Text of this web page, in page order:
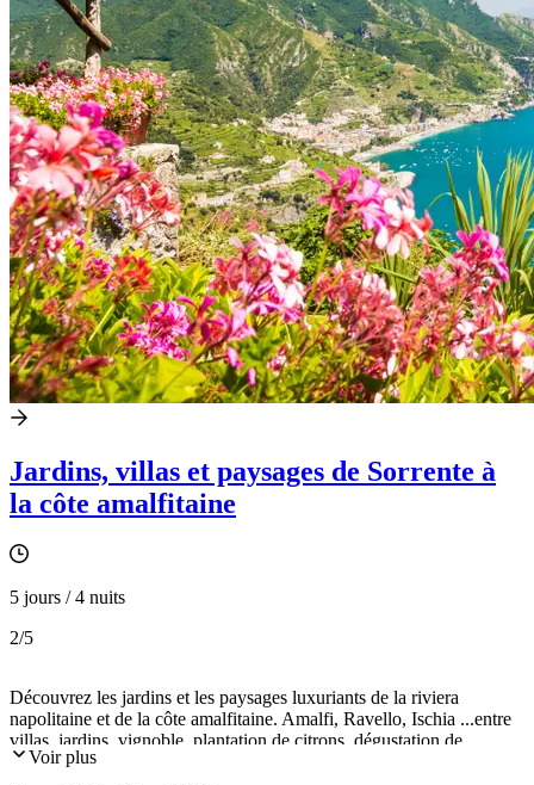
Jardins, villas et paysages de Sorrente à
la côte amalfitaine
5 jours / 4 nuits
2/5
Découvrez les jardins et les paysages luxuriants de la riviera
napolitaine et de la côte amalfitaine. Amalfi, Ravello, Ischia ...entre
villas, jardins, vignoble, plantation de citrons, dégustation de
Limoncello ... et découverte de la résidence royale de Caserta et de
Voir plus